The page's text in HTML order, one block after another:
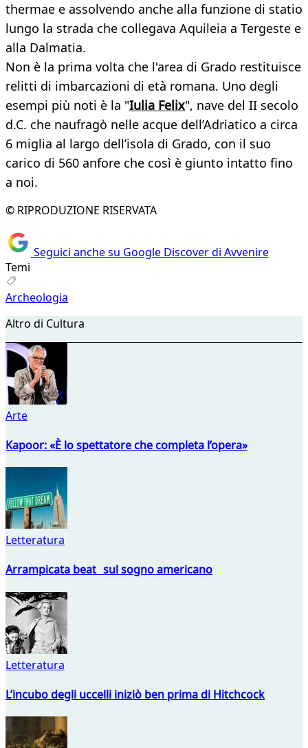
thermae e assolvendo anche alla funzione di statio
lungo la strada che collegava Aquileia a Tergeste e
alla Dalmatia.
Non è la prima volta che l'area di Grado restituisce
relitti di imbarcazioni di età romana. Uno degli
esempi più noti è la "Iulia Felix", nave del II secolo
d.C. che naufragò nelle acque dell’Adriatico a circa
6 miglia al largo dell’isola di Grado, con il suo
carico di 560 anfore che così è giunto intatto fino
a noi.
© RIPRODUZIONE RISERVATA
Seguici anche su Google Discover di Avvenire
Temi
Archeologia
Altro di Cultura
Arte
Kapoor: «È lo spettatore che completa l’opera»
Letteratura
Arrampicata beat sul sogno americano
Letteratura
L’incubo degli uccelli iniziò ben prima di Hitchcock